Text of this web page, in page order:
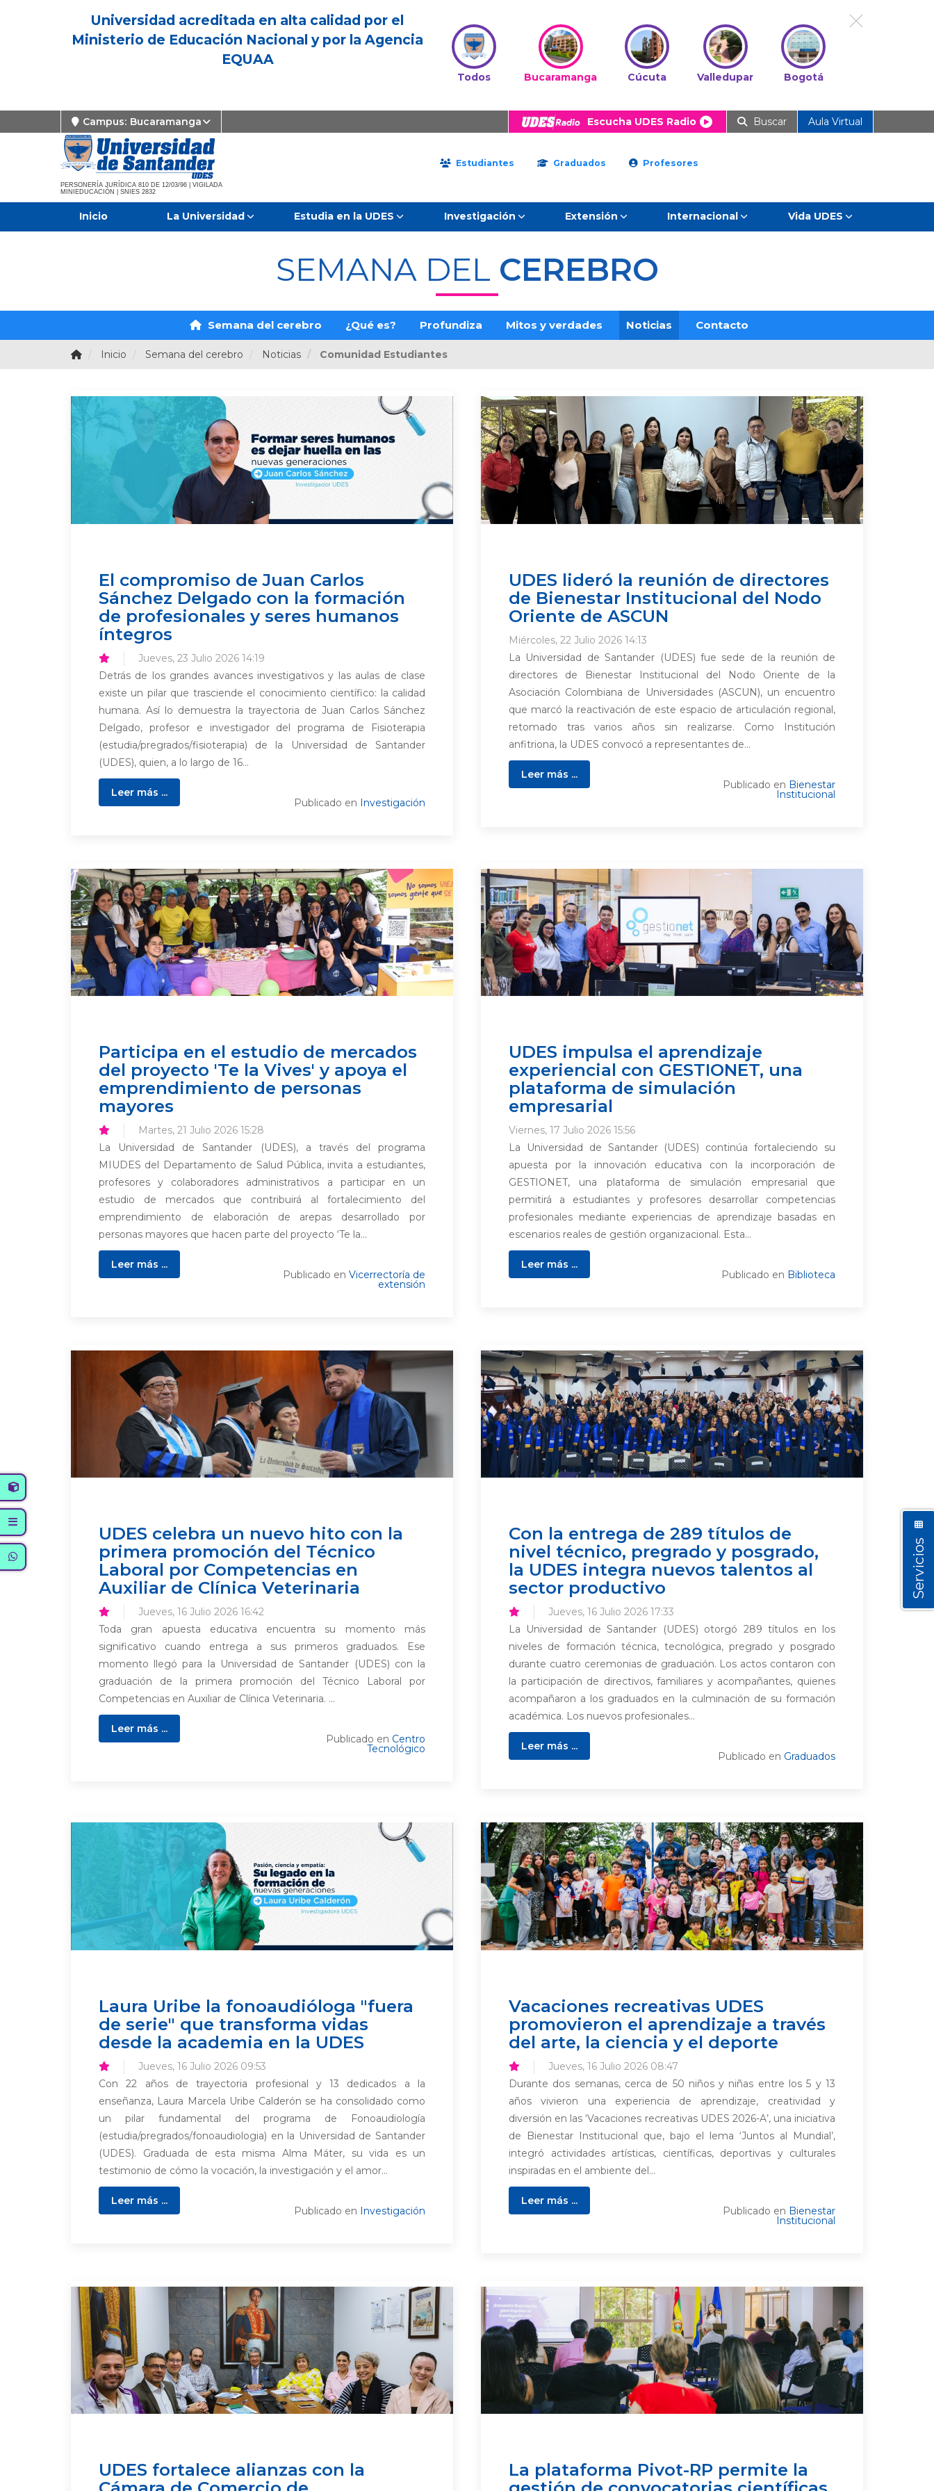
Universidad acreditada en alta calidad por el
Ministerio de Educación Nacional y por la Agencia
EQUAA
Todos Bucaramanga Cúcuta Valledupar Bogotá
Campus: Bucaramanga Escucha UDES Radio Buscar Aula Virtual
PERSONERÍA JURÍDICA 810 DE 12/03/96 | VIGILADA
MINIEDUCACIÓN | SNIES 2832
Estudiantes Graduados Profesores
Inicio La Universidad Estudia en la UDES Investigación Extensión Internacional Vida UDES
SEMANA DEL CEREBRO
Semana del cerebro ¿Qué es? Profundiza Mitos y verdades Noticias Contacto
Inicio Semana del cerebro Noticias Comunidad Estudiantes
El compromiso de Juan Carlos
Sánchez Delgado con la formación
de profesionales y seres humanos
íntegros
Jueves, 23 Julio 2026 14:19
Detrás de los grandes avances investigativos y las aulas de clase
existe un pilar que trasciende el conocimiento científico: la calidad
humana. Así lo demuestra la trayectoria de Juan Carlos Sánchez
Delgado, profesor e investigador del programa de Fisioterapia
(estudia/pregrados/fisioterapia) de la Universidad de Santander
(UDES), quien, a lo largo de 16...
Leer más ...
Publicado en Investigación
UDES lideró la reunión de directores
de Bienestar Institucional del Nodo
Oriente de ASCUN
Miércoles, 22 Julio 2026 14:13
La Universidad de Santander (UDES) fue sede de la reunión de
directores de Bienestar Institucional del Nodo Oriente de la
Asociación Colombiana de Universidades (ASCUN), un encuentro
que marcó la reactivación de este espacio de articulación regional,
retomado tras varios años sin realizarse. Como Institución
anfitriona, la UDES convocó a representantes de...
Leer más ...
Publicado en Bienestar
Institucional
Participa en el estudio de mercados
del proyecto 'Te la Vives' y apoya el
emprendimiento de personas
mayores
Martes, 21 Julio 2026 15:28
La Universidad de Santander (UDES), a través del programa
MIUDES del Departamento de Salud Pública, invita a estudiantes,
profesores y colaboradores administrativos a participar en un
estudio de mercados que contribuirá al fortalecimiento del
emprendimiento de elaboración de arepas desarrollado por
personas mayores que hacen parte del proyecto ‘Te la...
Leer más ...
Publicado en Vicerrectoría de
extensión
UDES impulsa el aprendizaje
experiencial con GESTIONET, una
plataforma de simulación
empresarial
Viernes, 17 Julio 2026 15:56
La Universidad de Santander (UDES) continúa fortaleciendo su
apuesta por la innovación educativa con la incorporación de
GESTIONET, una plataforma de simulación empresarial que
permitirá a estudiantes y profesores desarrollar competencias
profesionales mediante experiencias de aprendizaje basadas en
escenarios reales de gestión organizacional. Esta...
Leer más ...
Publicado en Biblioteca
UDES celebra un nuevo hito con la
primera promoción del Técnico
Laboral por Competencias en
Auxiliar de Clínica Veterinaria
Jueves, 16 Julio 2026 16:42
Toda gran apuesta educativa encuentra su momento más
significativo cuando entrega a sus primeros graduados. Ese
momento llegó para la Universidad de Santander (UDES) con la
graduación de la primera promoción del Técnico Laboral por
Competencias en Auxiliar de Clínica Veterinaria. ...
Leer más ...
Publicado en Centro
Tecnológico
Con la entrega de 289 títulos de
nivel técnico, pregrado y posgrado,
la UDES integra nuevos talentos al
sector productivo
Jueves, 16 Julio 2026 17:33
La Universidad de Santander (UDES) otorgó 289 títulos en los
niveles de formación técnica, tecnológica, pregrado y posgrado
durante cuatro ceremonias de graduación. Los actos contaron con
la participación de directivos, familiares y acompañantes, quienes
acompañaron a los graduados en la culminación de su formación
académica. Los nuevos profesionales...
Leer más ...
Publicado en Graduados
Laura Uribe la fonoaudióloga "fuera
de serie" que transforma vidas
desde la academia en la UDES
Jueves, 16 Julio 2026 09:53
Con 22 años de trayectoria profesional y 13 dedicados a la
enseñanza, Laura Marcela Uribe Calderón se ha consolidado como
un pilar fundamental del programa de Fonoaudiología
(estudia/pregrados/fonoaudiologia) en la Universidad de Santander
(UDES). Graduada de esta misma Alma Máter, su vida es un
testimonio de cómo la vocación, la investigación y el amor...
Leer más ...
Publicado en Investigación
Vacaciones recreativas UDES
promovieron el aprendizaje a través
del arte, la ciencia y el deporte
Jueves, 16 Julio 2026 08:47
Durante dos semanas, cerca de 50 niños y niñas entre los 5 y 13
años vivieron una experiencia de aprendizaje, creatividad y
diversión en las ‘Vacaciones recreativas UDES 2026-A’, una iniciativa
de Bienestar Institucional que, bajo el lema ‘Juntos al Mundial’,
integró actividades artísticas, científicas, deportivas y culturales
inspiradas en el ambiente del...
Leer más ...
Publicado en Bienestar
Institucional
UDES fortalece alianzas con la
La plataforma Pivot-RP permite la
Servicios